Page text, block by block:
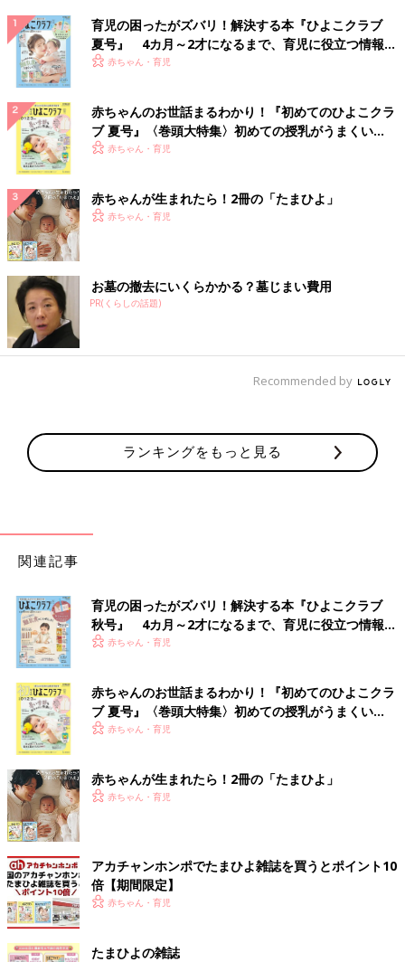
育児の困ったがズバリ！解決する本『ひよこクラブ
夏号』 4カ月～2才になるまで、育児に役立つ情報が
いっぱい！
赤ちゃん・育児
赤ちゃんのお世話まるわかり！『初めてのひよこクラ
ブ 夏号』〈巻頭大特集〉初めての授乳がうまくい
く！ おっぱい・ミルクの基本と夏のトラブル 解決テ
赤ちゃん・育児
赤ちゃんが生まれたら！2冊の「たまひよ」
赤ちゃん・育児
お墓の撤去にいくらかかる？墓じまい費用
PR(くらしの話題)
Recommended by
ランキングをもっと見る
関連記事
育児の困ったがズバリ！解決する本『ひよこクラブ
秋号』 4カ月～2才になるまで、育児に役立つ情報が
いっぱい！
赤ちゃん・育児
赤ちゃんのお世話まるわかり！『初めてのひよこクラ
ブ 夏号』〈巻頭大特集〉初めての授乳がうまくい
く！ おっぱい・ミルクの基本と夏のトラブル 解決テ
赤ちゃん・育児
赤ちゃんが生まれたら！2冊の「たまひよ」
赤ちゃん・育児
アカチャンホンポでたまひよ雑誌を買うとポイント10
倍【期間限定】
赤ちゃん・育児
たまひよの雑誌